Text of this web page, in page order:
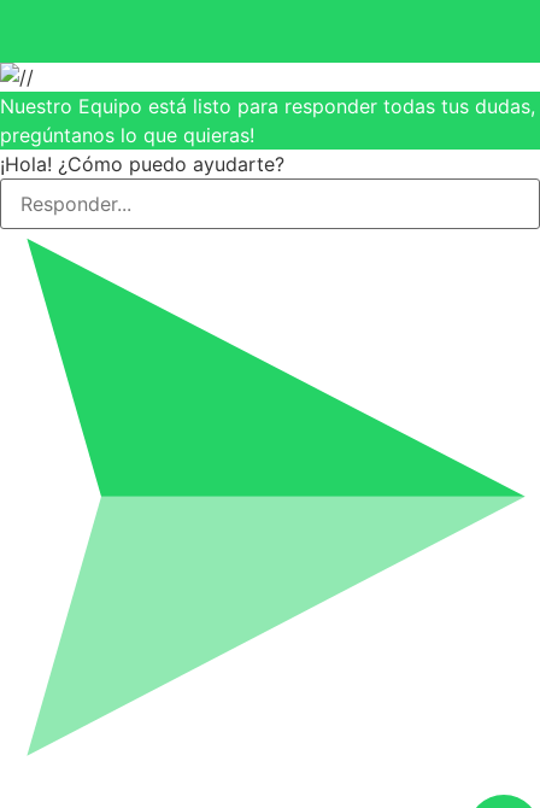
Nuestro Equipo está listo para responder todas tus dudas,
pregúntanos lo que quieras!
¡Hola! ¿Cómo puedo ayudarte?